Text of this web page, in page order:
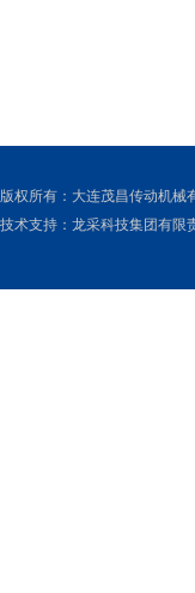
版权所有：大连茂昌传动机
技术支持： 龙采科技集团有限